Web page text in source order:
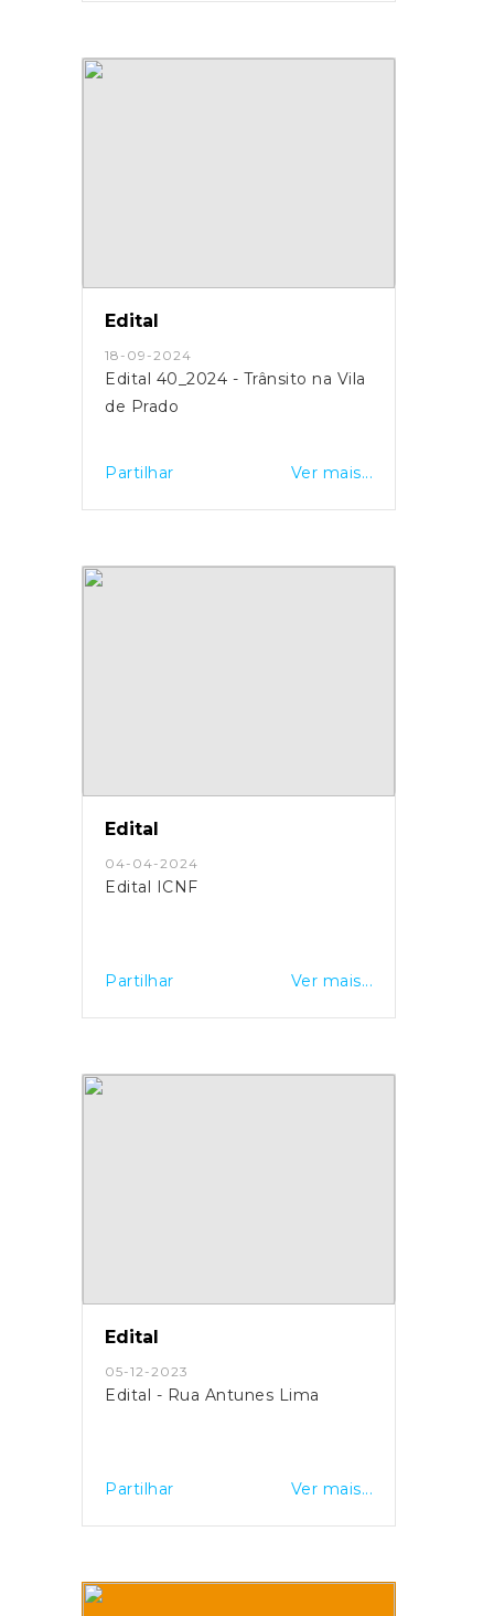
Edital
18-09-2024
Edital 40_2024 - Trânsito na Vila
de Prado
Partilhar Ver mais...
Edital
04-04-2024
Edital ICNF
Partilhar Ver mais...
Edital
05-12-2023
Edital - Rua Antunes Lima
Partilhar Ver mais...